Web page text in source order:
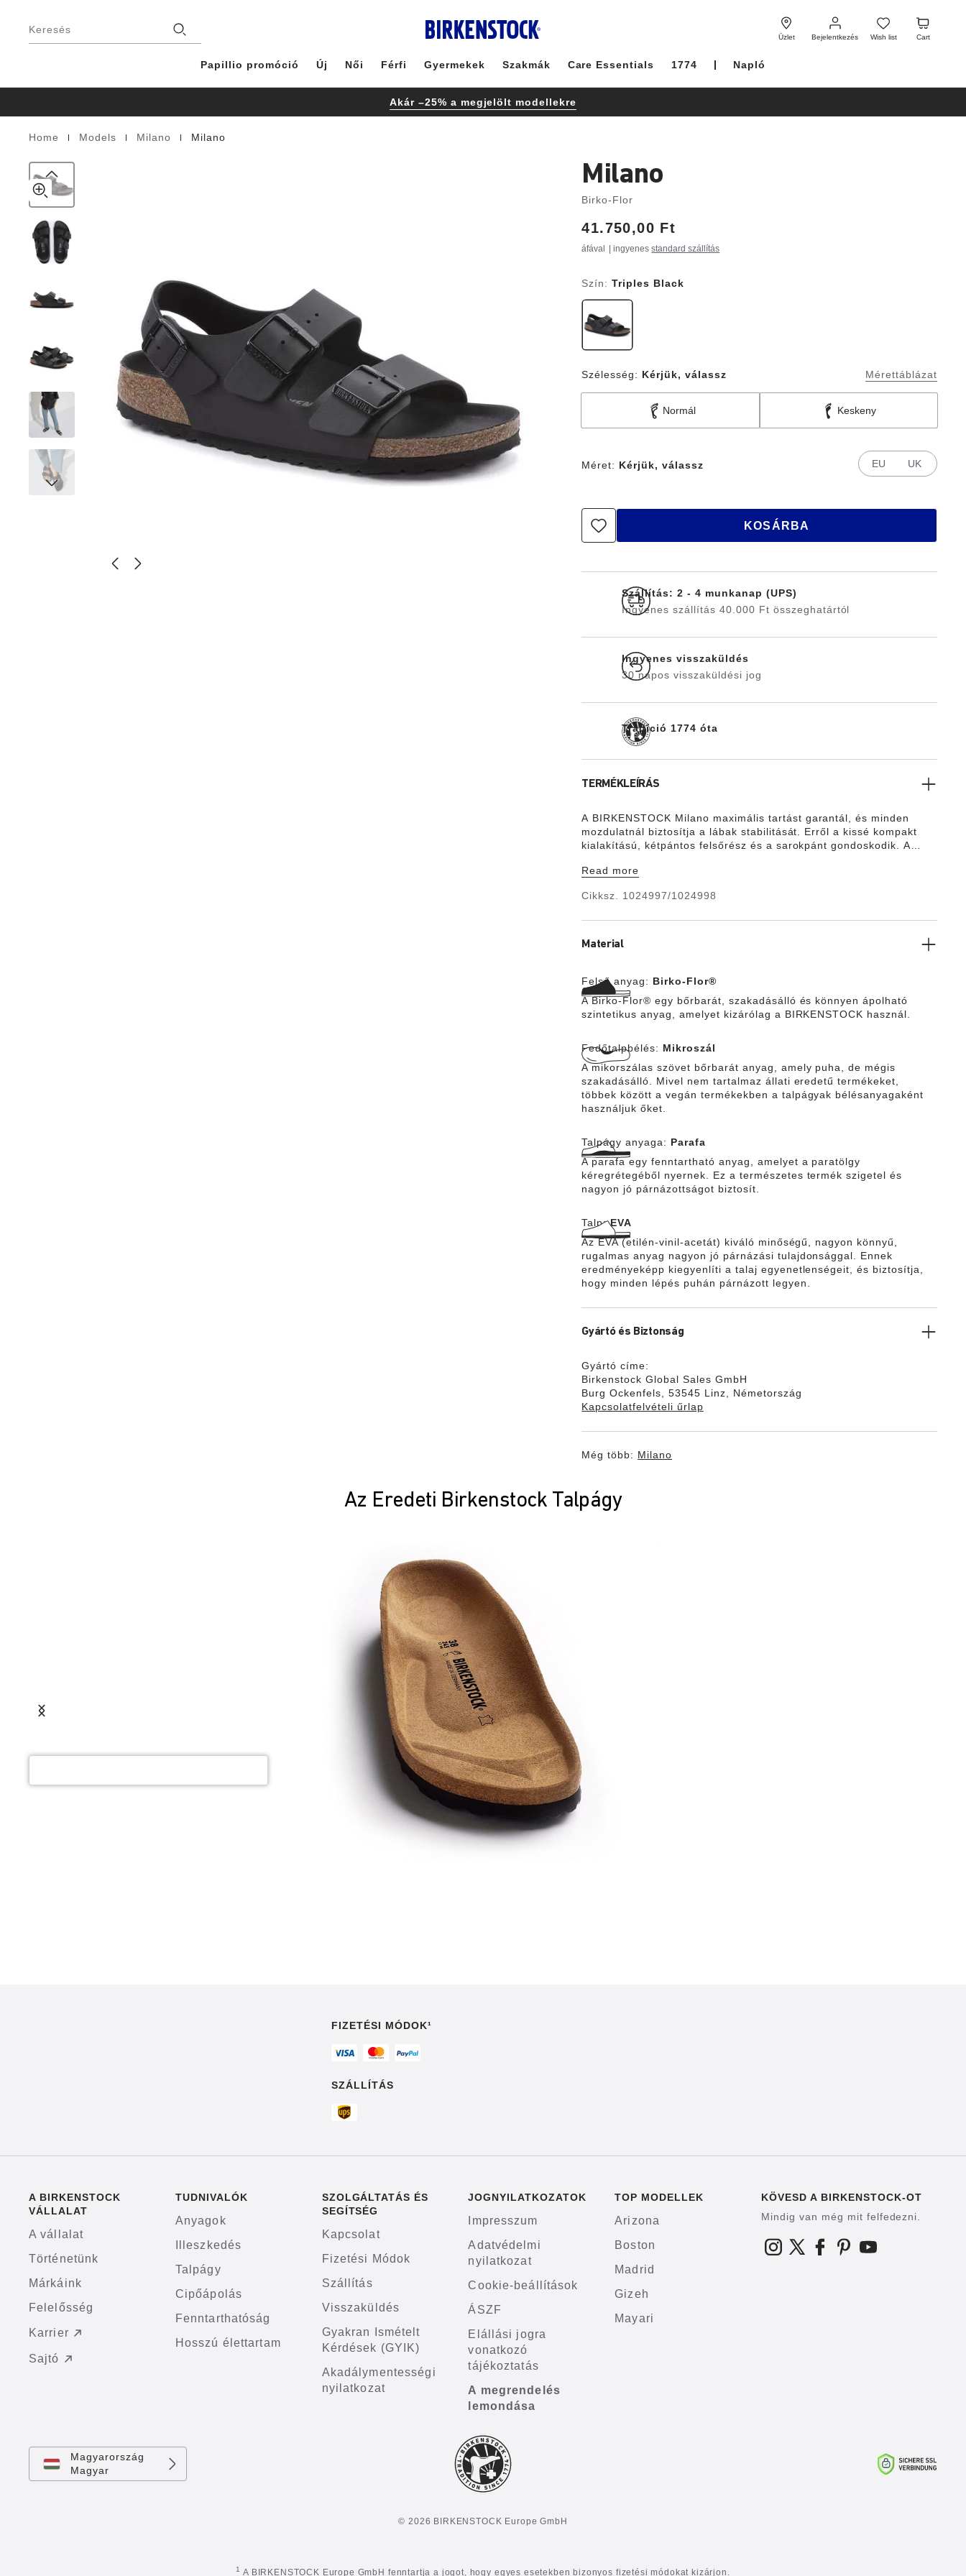
Keresés
Üzlet Bejelentkezés
Bejelentkezés
Wish list
Wish
list
Cart
Cart
Papillio promóció Új Női Férfi Gyermekek Szakmák Care Essentials 1774 Napló
Akár –25% a megjelölt modellekre
Homepage
Home Models Milano Milano
Milano
Birko-Flor
Price:
41.750,00 Ft
áfával | ingyenesstandard szállítás
Szín:Triples Black
Szélesség: Kérjük, válassz Mérettáblázat
Normál Keskeny
Méret: Kérjük, válassz EU UK
KOSÁRBA
Szállítás: 2 - 4 munkanap (UPS)
Ingyenes szállítás 40.000 Ft összeghatártól
Ingyenes visszaküldés
30 napos visszaküldési jog
Tradíció 1774 óta
TERMÉKLEÍRÁS
A BIRKENSTOCK Milano maximális tartást garantál, és minden
mozdulatnál biztosítja a lábak stabilitását. Erről a kissé kompakt
kialakítású, kétpántos felsőrész és a sarokpánt gondoskodik. A
megjelenését. A felsőrész bőrbarát és strapabíró szintetikus Birko-
Read more
Cikksz. 1024997/1024998
Material
product
Felső anyag: Birko-Flor®
A Birko-Flor® egy bőrbarát, szakadásálló és könnyen ápolható
szintetikus anyag, amelyet kizárólag a BIRKENSTOCK használ.
Fedőtalpbélés: Mikroszál
A mikorszálas szövet bőrbarát anyag, amely puha, de mégis
szakadásálló. Mivel nem tartalmaz állati eredetű termékeket,
többek között a vegán termékekben a talpágyak bélésanyagaként
használjuk őket.
Talpágy anyaga: Parafa
A parafa egy fenntartható anyag, amelyet a paratölgy
kéregrétegéből nyernek. Ez a természetes termék szigetel és
nagyon jó párnázottságot biztosít.
Talp:EVA
Az EVA (etilén-vinil-acetát) kiváló minőségű, nagyon könnyű,
rugalmas anyag nagyon jó párnázási tulajdonsággal. Ennek
eredményeképp kiegyenlíti a talaj egyenetlenségeit, és biztosítja,
hogy minden lépés puhán párnázott legyen.
Gyártó és Biztonság
Gyártó címe:
Birkenstock Global Sales GmbH
Burg Ockenfels, 53545 Linz, Németország
Kapcsolatfelvételi űrlap
Még több: Milano
Az Eredeti Birkenstock Talpágy
FIZETÉSI MÓDOK¹
SZÁLLÍTÁS
A BIRKENSTOCK
VÁLLALAT
A vállalat
Történetünk
Márkáink
Felelősség
Karrier
Sajtó
TUDNIVALÓK
Anyagok
Illeszkedés
Talpágy
Cipőápolás
Fenntarthatóság
Hosszú élettartam
SZOLGÁLTATÁS ÉS
SEGÍTSÉG
Kapcsolat
Fizetési Módok
Szállítás
Visszaküldés
Gyakran Ismételt
Kérdések (GYIK)
Akadálymentességi
nyilatkozat
JOGNYILATKOZATOK
Impresszum
Adatvédelmi
nyilatkozat
Cookie-beállítások
ÁSZF
Elállási jogra
vonatkozó
tájékoztatás
A megrendelés
lemondása
TOP MODELLEK
Arizona
Boston
Madrid
Gizeh
Mayari
KÖVESD A BIRKENSTOCK-OT
Mindig van még mit felfedezni.
Magyarország
Magyar
© 2026 BIRKENSTOCK Europe GmbH
1 A BIRKENSTOCK Europe GmbH fenntartja a jogot, hogy egyes esetekben bizonyos fizetési módokat kizárjon.